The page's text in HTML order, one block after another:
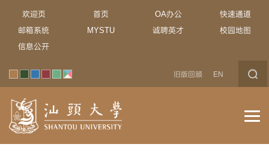
欢迎页 首页 OA办公
快速通道
邮箱系统
MYSTU 诚聘英才
校园地图
信息公开
旧版回顾 EN